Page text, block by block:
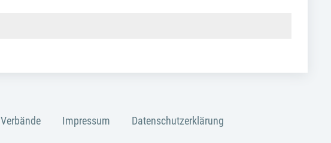
Verbände Impressum Datenschutzerklärung